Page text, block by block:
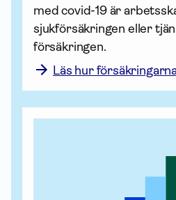
med covid-19 är
sjuk­försäkringen eller
försäkringen.
Läs hur